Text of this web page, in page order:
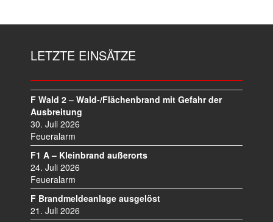
LETZTE EINSÄTZE
F Wald 2 – Wald-/Flächenbrand mit Gefahr der
Ausbreitung
30. Juli 2026
Feueralarm
F1 A – Kleinbrand außerorts
24. Juli 2026
Feueralarm
F Brandmeldeanlage ausgelöst
21. Juli 2026